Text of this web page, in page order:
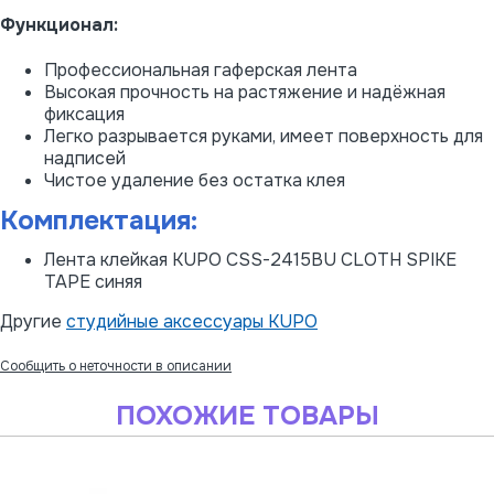
Функционал:
Профессиональная гаферская лента
Высокая прочность на растяжение и надёжная
фиксация
Легко разрывается руками, имеет поверхность для
надписей
Чистое удаление без остатка клея
Комплектация:
Лента клейкая KUPO CSS-2415BU CLOTH SPIKE
TAPE синяя
Другие студийные аксессуары KUPO
Сообщить о неточности в описании
ПОХОЖИЕ ТОВАРЫ